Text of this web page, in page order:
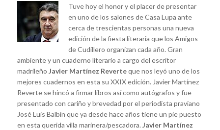
Tuve hoy el honor y el placer de presentar
en uno de los salones de Casa Lupa ante
cerca de trescientas personas una nueva
edición de la fiesta literaria que los Amigos
de Cudillero organizan cada año. Gran
ambiente y un cuaderno literario a cargo del escritor
madrileño Javier Martínez Reverteque nos leyó uno de los
mejores cuadernos en esta su XXIX edición. Javier Martínez
Reverte se hincó a firmar libros así como autógrafos y fue
presentado con cariño y brevedad por el periodista praviano
José Luis Balbín que ya desde hace años tiene un pie puesto
en esta querida villa marinera/pescadora. Javier Martínez